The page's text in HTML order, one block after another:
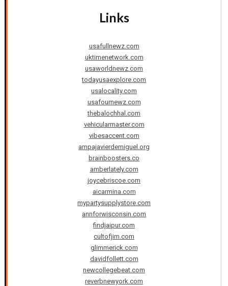
Links
usafullnewz.com
uktimenetwork.com
usaworldnewz.com
todayusaexplore.com
usalocality.com
usafournewz.com
thebalochhal.com
vehicularmaster.com
vibesaccent.com
ampajavierdemiguel.org
brainboosters.co
amberlately.com
joycebriscoe.com
aicarmina.com
mypartysupplystore.com
annforwisconsin.com
findjaipur.com
cultofjim.com
glimmerick.com
davidfollett.com
newcollegebeat.com
reverbnewyork.com